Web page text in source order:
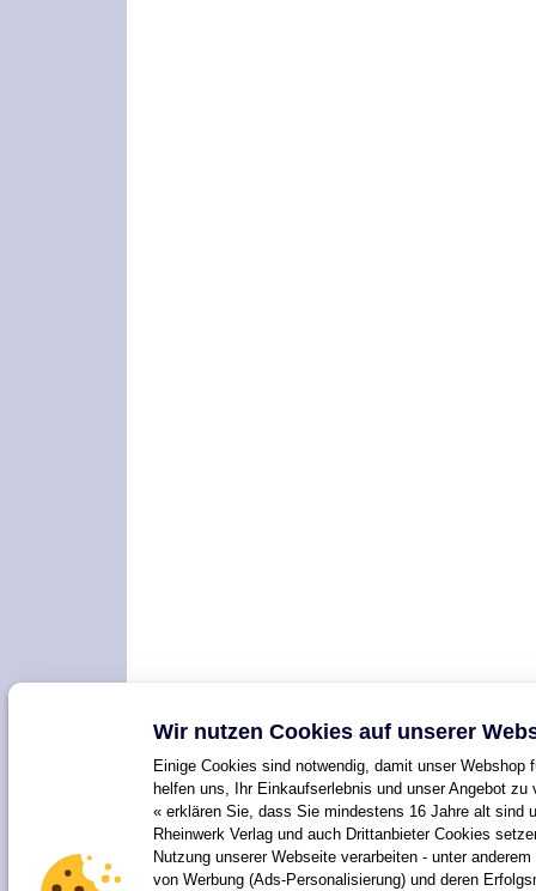
Wir nutzen Cookies auf unserer
Einige Cookies sind notwendig, damit unser Webshop
helfen uns, Ihr Einkaufserlebnis und unser Angebot
« erklären Sie, dass Sie mindestens 16 Jahre alt sind
Rheinwerk Verlag und auch Drittanbieter Cookies
Nutzung unserer Webseite verarbeiten - unter
von Werbung (Ads-Personalisierung) und deren